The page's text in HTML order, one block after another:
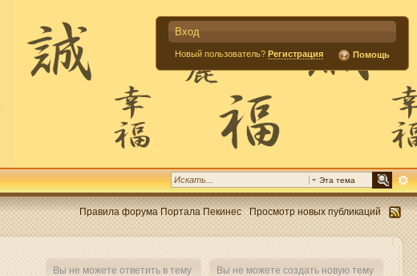
Вход
Новый пользователь? Регистрация Помощь
Эта тема
Правила форума Портала Пекинес Просмотр новых публикаций
Вы не можете создать новую тему
Вы не можете ответить в тему